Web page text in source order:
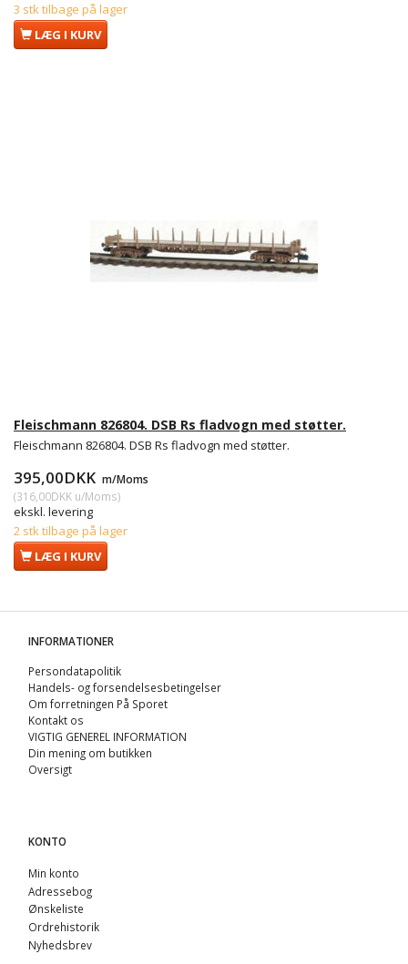
3 stk tilbage på lager
LÆG I KURV
Fleischmann 826804. DSB Rs fladvogn med støtter.
Fleischmann 826804. DSB Rs fladvogn med støtter.
395,00DKK m/Moms
(316,00DKK u/Moms)
ekskl. levering
2 stk tilbage på lager
LÆG I KURV
INFORMATIONER
Persondatapolitik
Handels- og forsendelsesbetingelser
Om forretningen På Sporet
Kontakt os
VIGTIG GENEREL INFORMATION
Din mening om butikken
Oversigt
KONTO
Min konto
Adressebog
Ønskeliste
Ordrehistorik
Nyhedsbrev